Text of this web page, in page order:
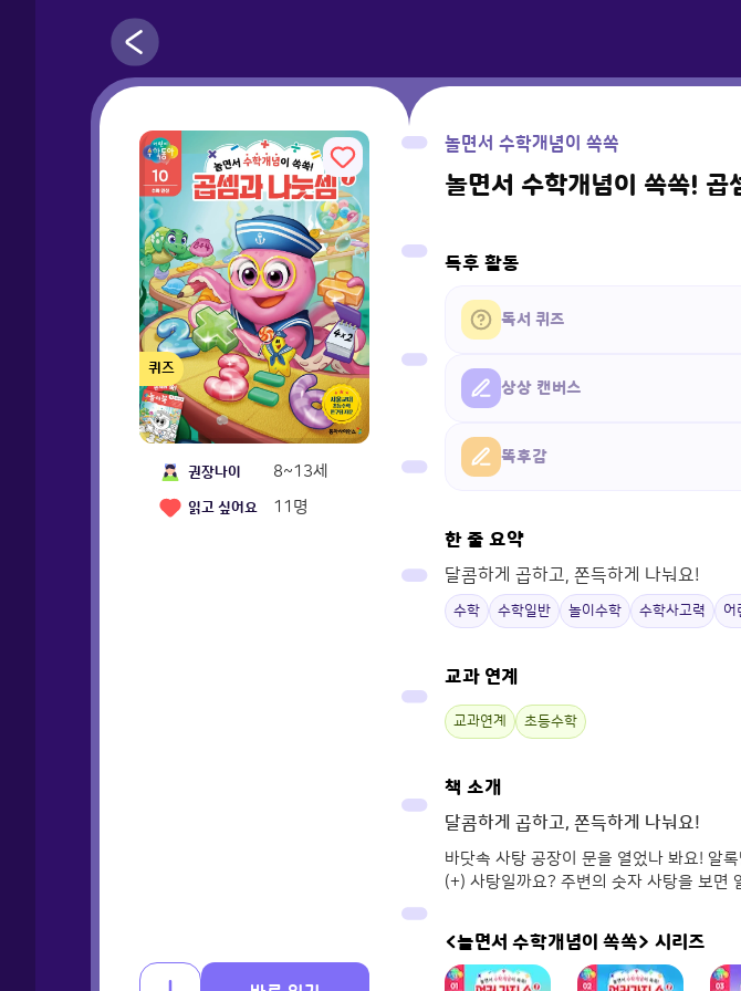
퀴즈
권장나이 8~13세
읽고 싶어요 11 명
놀면서 수학개념이 쏙쏙
놀면서 수학개념이 쏙쏙! 곱
독후 활동
독서 퀴즈
상상 캔버스
똑후감
한 줄 요약
달콤하게 곱하고, 쫀득하게 나눠요!
수학 수학일반 놀이수학 수학사고력 어
교과 연계
교과연계 초등수학
책 소개
달콤하게 곱하고, 쫀득하게 나눠요!
바닷속 사탕 공장이 문을 열었나 봐요! 알
(+) 사탕일까요? 주변의 숫자 사탕을 보면
<놀면서 수학개념이 쏙쏙> 시리즈